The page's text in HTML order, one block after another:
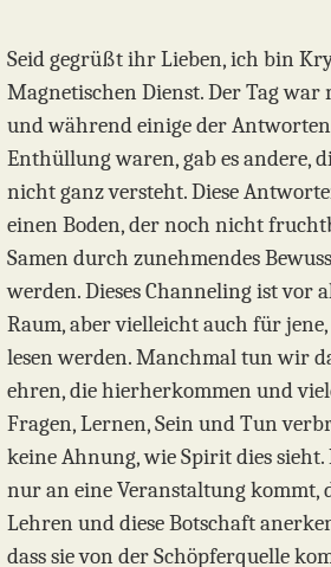
Seid gegrüßt ihr Lieben, ich bin
Magnetischen Dienst. Der Tag war
und während einige der
Enthüllung waren, gab es andere,
nicht ganz versteht. Diese
einen Boden, der noch nicht
Samen durch zunehmendes
werden. Dieses Channeling ist vor
Raum, aber vielleicht auch für
lesen werden. Manchmal tun wir
ehren, die hierherkommen und
Fragen, Lernen, Sein und Tun
keine Ahnung, wie Spirit dies
nur an eine Veranstaltung kommt,
Lehren und diese Botschaft
dass sie von der Schöpferquelle